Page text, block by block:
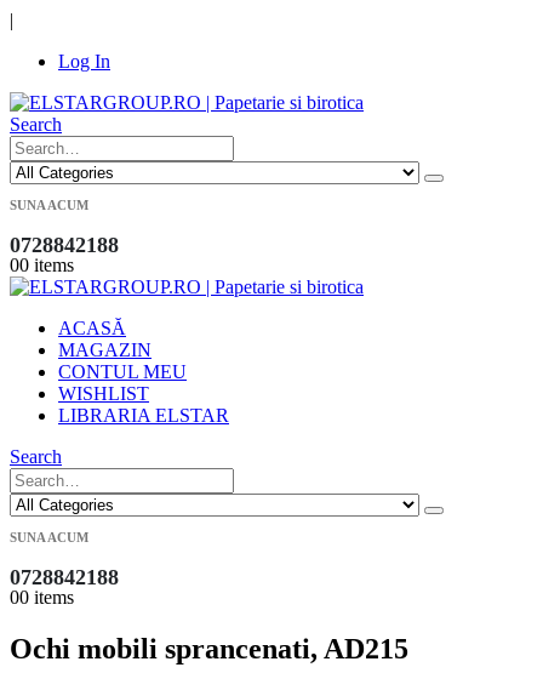
|
Log In
Search
SUNA ACUM
0728842188
00 items
ACASĂ
MAGAZIN
CONTUL MEU
WISHLIST
LIBRARIA ELSTAR
Search
SUNA ACUM
0728842188
00 items
Ochi mobili sprancenati, AD215